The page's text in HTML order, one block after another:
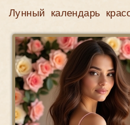
Лунный календарь